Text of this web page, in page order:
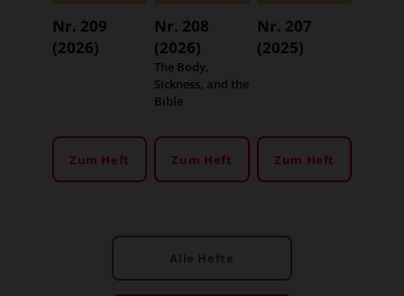
Nr. 209
(2026)
Zum Heft
Nr. 208
(2026)
:
The Body,
Sickness, and the
Bible
Zum Heft
Nr. 207
(2025)
Zum Heft
Alle Hefte